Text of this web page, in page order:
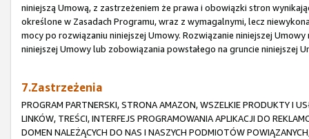
niniejszą Umową, z zastrzeżeniem że prawa i obowiązki stron
określone w Zasadach Programu, wraz z wymagalnymi, lecz
mocy po rozwiązaniu niniejszej Umowy. Rozwiązanie niniejszej
niniejszej Umowy lub zobowiązania powstałego na gruncie niniejszej
7.Zastrzeżenia
PROGRAM PARTNERSKI, STRONA AMAZON, WSZELKIE PRODUKTY I
LINKÓW, TREŚCI, INTERFEJS PROGRAMOWANIA APLIKACJI DO
DOMEN NALEŻĄCYCH DO NAS I NASZYCH PODMIOTÓW